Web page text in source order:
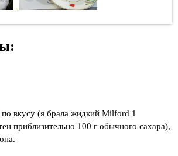
по вкусу (я брала жидкий Milford 1
приблизительно 100 г обычного сахара),